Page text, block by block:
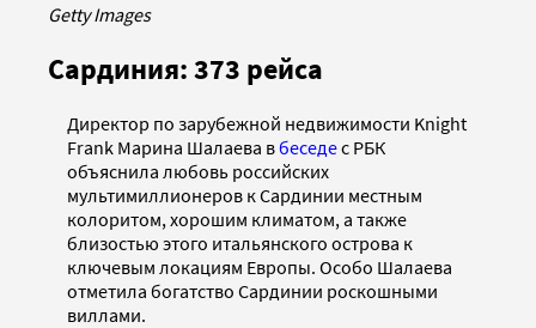
Getty Images
Сардиния: 373 рейса
Директор по зарубежной недвижимости Knight
Frank Марина Шалаева вбеседес РБК
объяснила любовь российских
мультимиллионеров к Сардинии местным
колоритом, хорошим климатом, а также
близостью этого итальянского острова к
ключевым локациям Европы. Особо Шалаева
отметила богатство Сардинии роскошными
виллами.